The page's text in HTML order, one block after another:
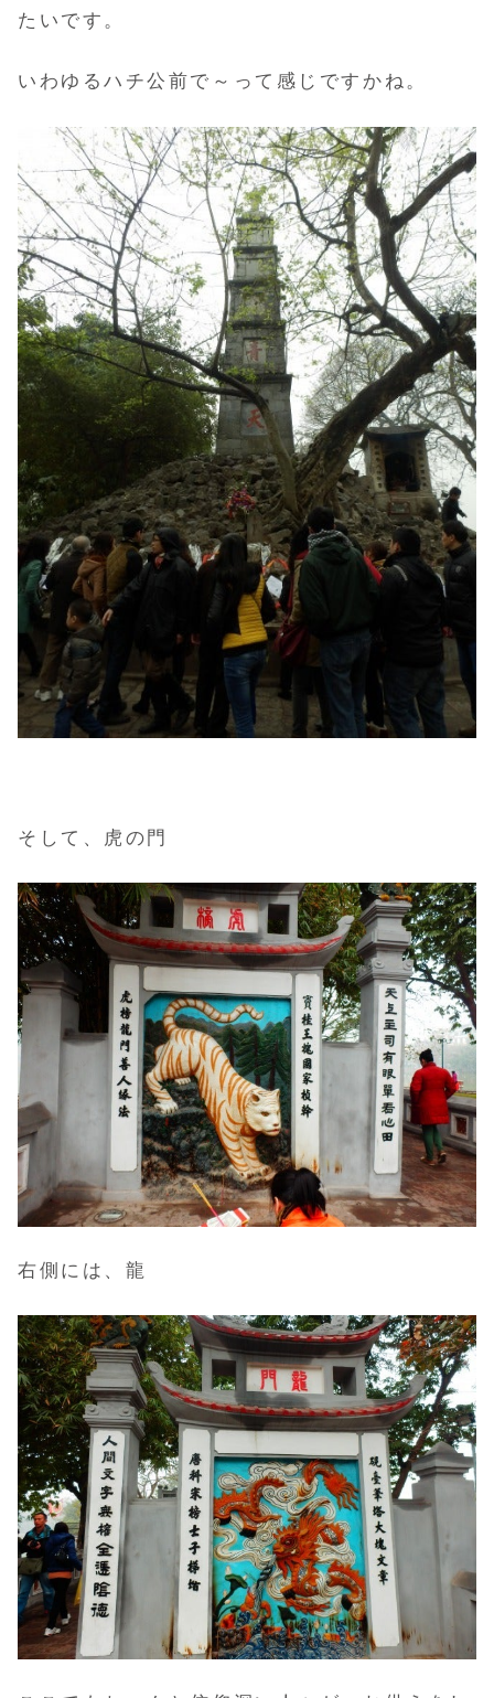
たいです。
いわゆるハチ公前で～って感じですかね。
そして、虎の門
右側には、龍